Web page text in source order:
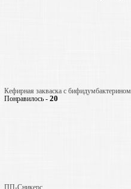
Кефирная закваска с бифидумбактерином
Понравилось - 20